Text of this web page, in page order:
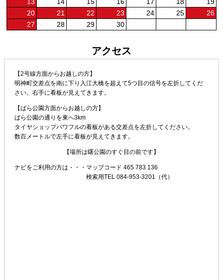
20
21 22 23 24 25
26
27
28 29 30
アクセス
【2号線方面からお越しの方】
明神町交差点を南に下り入江大橋を超えて5つ目の信号を左折してくだ
さい。右手に看板が見えてきます。
【ばら公園方面からお越しの方】
ばら公園の通りを東へ3km
タイヤショップパワフルの看板がある交差点を左折してください。
数百メートルで左手に看板が見えてきます。
【場所は曙公園のすぐ目の前です】
ナビをご利用の方は・・・ マップコード 465 783 136
検索用TEL 084-953-3201（代）